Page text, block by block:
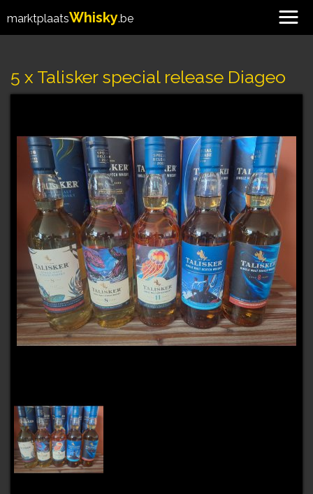
marktplaatsWhisky.be
5 x Talisker special release Diageo